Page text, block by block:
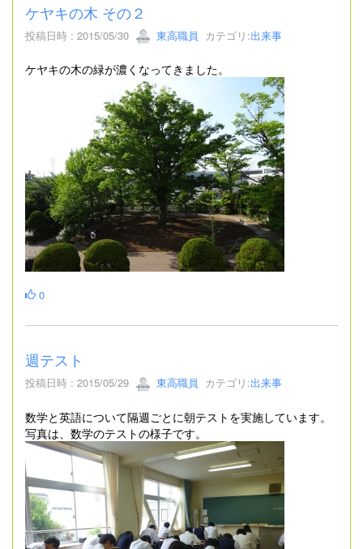
ケヤキの木 その２
投稿日時 : 2015/05/30 東高職員 カテゴリ:出来事
ケヤキの木の緑が濃くなってきました。
0
週テスト
投稿日時 : 2015/05/29 東高職員 カテゴリ:出来事
数学と英語について隔週ごとに朝テストを実施しています。
写真は、数学のテストの様子です。